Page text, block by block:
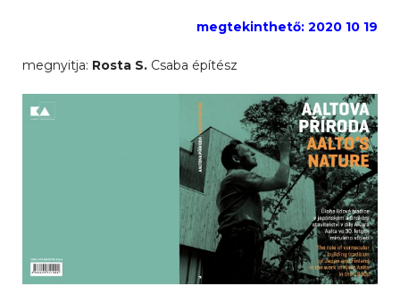
megtekinthető: 2020 10 19
megnyitja: Rosta S. Csaba építész